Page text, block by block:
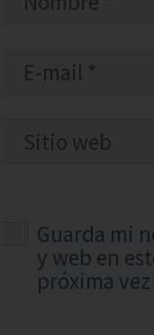
Guarda mi
y web en
próxima